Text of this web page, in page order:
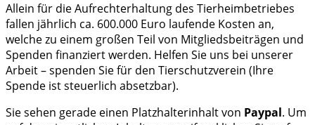
Allein für die Aufrechterhaltung des Tierheimbetriebes
fallen jährlich ca. 600.000 Euro laufende Kosten an,
welche zu einem großen Teil von Mitgliedsbeiträgen und
Spenden finanziert werden. Helfen Sie uns bei unserer
Arbeit – spenden Sie für den Tierschutzverein (Ihre
Spende ist steuerlich absetzbar).
Sie sehen gerade einen Platzhalterinhalt von Paypal. Um